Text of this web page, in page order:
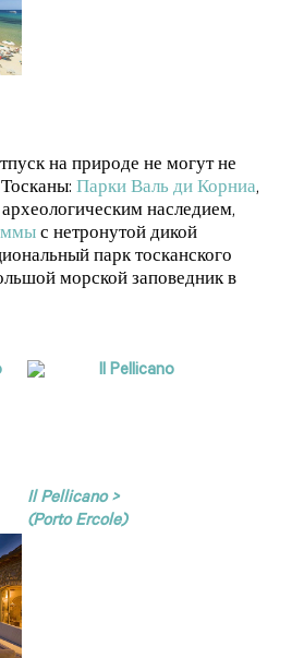
на природе не могут не
Парки Валь ди Корниа,
наследием,
с нетронутой дикой
парк тосканского
морской заповедник в
Il Pellicano >
(Porto Ercole)